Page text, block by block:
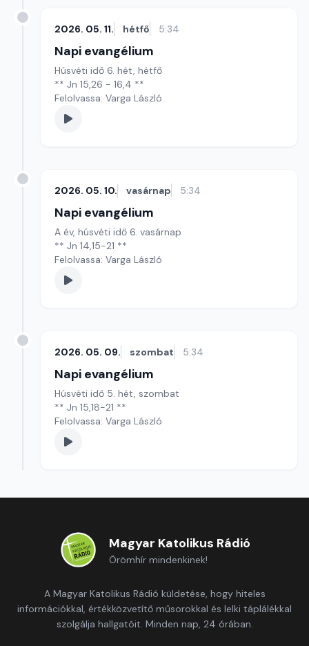
2026. 05. 11. hétfő 5:34
Napi evangélium
Húsvéti idő 6. hét, hétfő
** Jn 15,26 - 16,4 **
Felolvassa: Varga László
2026. 05. 10. vasárnap 5:34
Napi evangélium
A év, húsvéti idő 6. vasárnap
** Jn 14,15-21 **
Felolvassa: Varga László
2026. 05. 09. szombat 5:34
Napi evangélium
Húsvéti idő 5. hét, szombat
** Jn 15,18-21 **
Felolvassa: Varga László
Magyar Katolikus Rádió
Örömhír mindenkinek!
A Magyar Katolikus Rádió küldetése, hogy hiteles
információkkal, értékközvetítő műsorokkal és lelki táplálékkal
szolgálja hallgatóit. Minden nap, 24 órában.